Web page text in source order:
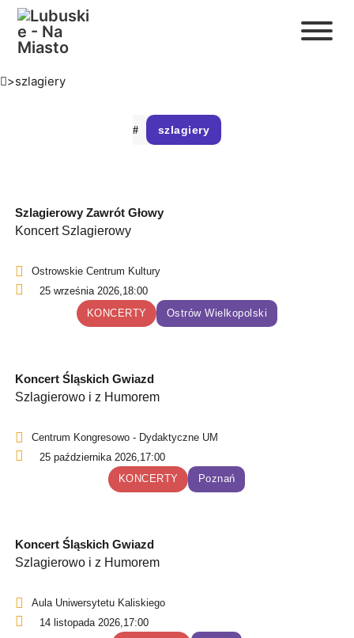
>szlagiery
szlagiery
Szlagierowy Zawrót Głowy
Koncert Szlagierowy
Ostrowskie Centrum Kultury
25 września 2026,18:00
KONCERTY
Ostrów Wielkopolski
Koncert Śląskich Gwiazd
Szlagierowo i z Humorem
Centrum Kongresowo - Dydaktyczne UM
25 października 2026,17:00
KONCERTY
Poznań
Koncert Śląskich Gwiazd
Szlagierowo i z Humorem
Aula Uniwersytetu Kaliskiego
14 listopada 2026,17:00